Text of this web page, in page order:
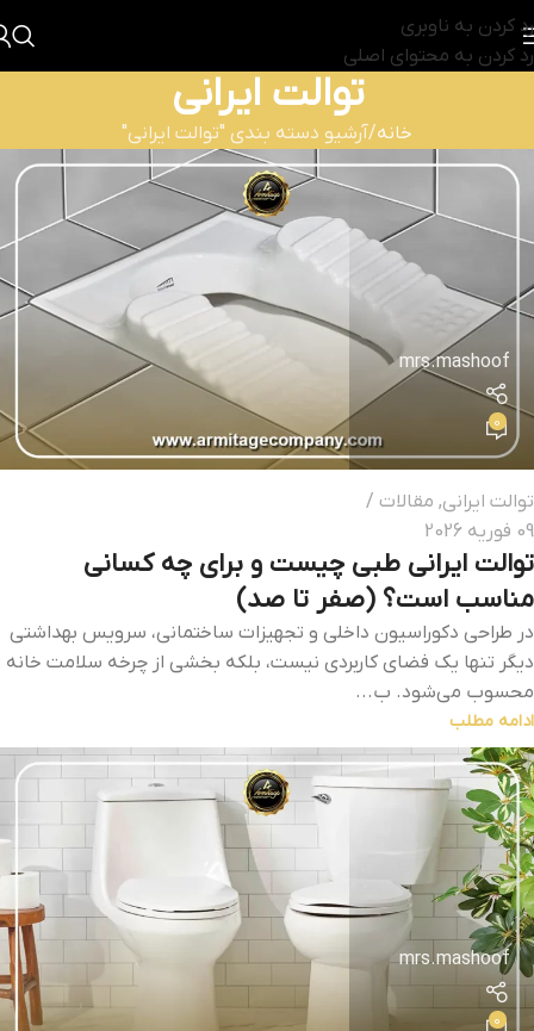
رد کردن به ناوبری
رد کردن به محتوای اصلی
توالت ایرانی
خانه آرشیو دسته بندی "توالت ایرانی"
mrs.mashoof
0
توالت ایرانی, مقالات
09 فوریه 2026
توالت ایرانی طبی چیست و برای چه کسانی
مناسب است؟ (صفر تا صد)
در طراحی دکوراسیون داخلی و تجهیزات ساختمانی، سرویس بهداشتی
دیگر تنها یک فضای کاربردی نیست، بلکه بخشی از چرخه سلامت خانه
محسوب می‌شود. ب...
ادامه مطلب
mrs.mashoof
0